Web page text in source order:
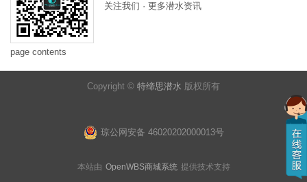
关注我们 · 更多潜水资讯
page contents
Copyright © 特缔思潜水 版权所有
琼公网安备 46020202000013号
本站由 OpenWBS商城系统 提供技术支持